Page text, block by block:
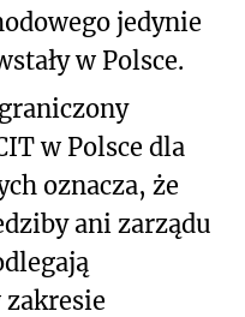
jedynie
w Polsce.
w Polsce dla
oznacza, że
ani zarządu